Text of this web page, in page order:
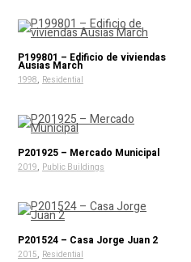
P199801 – Edificio de viviendas
Ausias March
1998, Residential
P201925 – Mercado Municipal
2019, Public Buildings
P201524 – Casa Jorge Juan 2
2015, Residential